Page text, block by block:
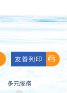
友善列印
多元服務